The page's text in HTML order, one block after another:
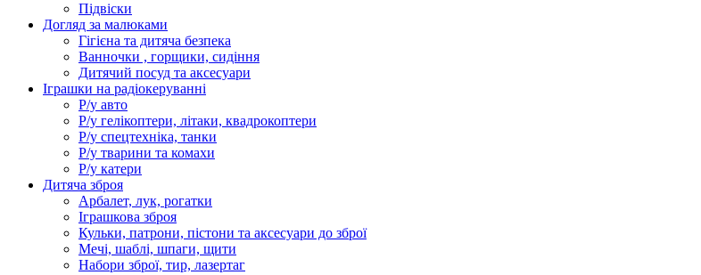
Підвіски
Догляд за малюками
Гігієна та дитяча безпека
Ванночки , горщики, сидіння
Дитячий посуд та аксесуари
Іграшки на радіокеруванні
Р/у авто
Р/у гелікоптери, літаки, квадрокоптери
Р/у спецтехніка, танки
Р/у тварини та комахи
Р/у катери
Дитяча зброя
Арбалет, лук, рогатки
Іграшкова зброя
Кульки, патрони, пістони та аксесуари до зброї
Мечі, шаблі, шпаги, щити
Набори зброї, тир, лазертаг